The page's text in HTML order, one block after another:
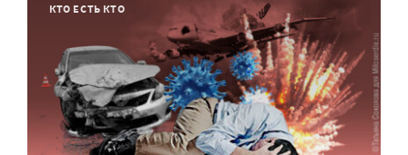
КТО ЕСТЬ КТО